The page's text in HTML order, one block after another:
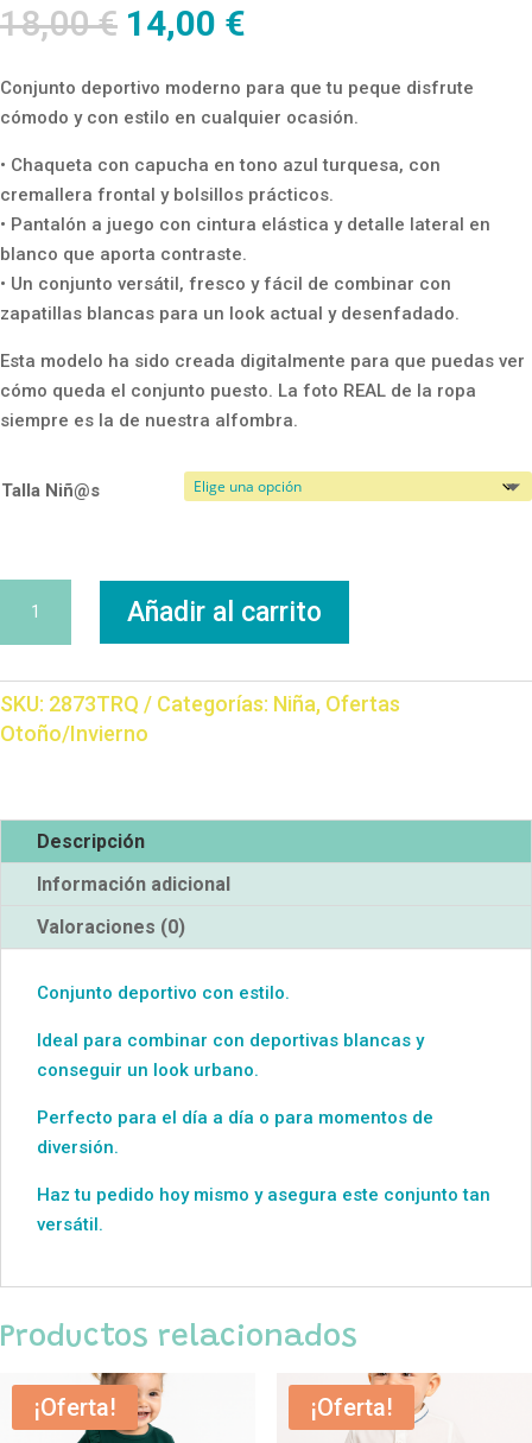
18,00€ El
precio
original
era:
18,00 €.
14,00 €
actual
es:
14,00 €.
Conjunto deportivo moderno para que tu peque disfrute
cómodo y con estilo en cualquier ocasión.
• Chaqueta con capucha en tono azul turquesa, con
cremallera frontal y bolsillos prácticos.
• Pantalón a juego con cintura elástica y detalle lateral en
blanco que aporta contraste.
• Un conjunto versátil, fresco y fácil de combinar con
zapatillas blancas para un look actual y desenfadado.
Esta modelo ha sido creada digitalmente para que puedas ver
cómo queda el conjunto puesto. La foto REAL de la ropa
siempre es la de nuestra alfombra.
Talla Niñ@s
Añadir al carrito
SKU: 2873TRQ Categorías: Niña, Ofertas
Otoño/Invierno
Descripción
Información adicional
Valoraciones (0)
Conjunto deportivo con estilo.
Ideal para combinar con deportivas blancas y
conseguir un look urbano.
Perfecto para el día a día o para momentos de
diversión.
Haz tu pedido hoy mismo y asegura este conjunto tan
versátil.
Productos relacionados
¡Oferta! ¡Oferta!